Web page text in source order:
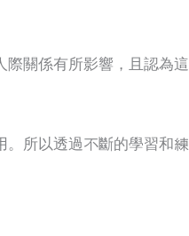
際關係有所影響，且認為這
所以透過不斷的學習和練